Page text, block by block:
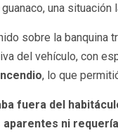
una
sobre la banquina
del vehículo, con
, lo que
fuera del
ni